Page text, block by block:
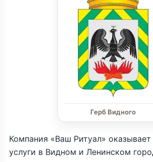
Герб Видного
Компания «Ваш Ритуал»
услуги в Видном и Ленинском